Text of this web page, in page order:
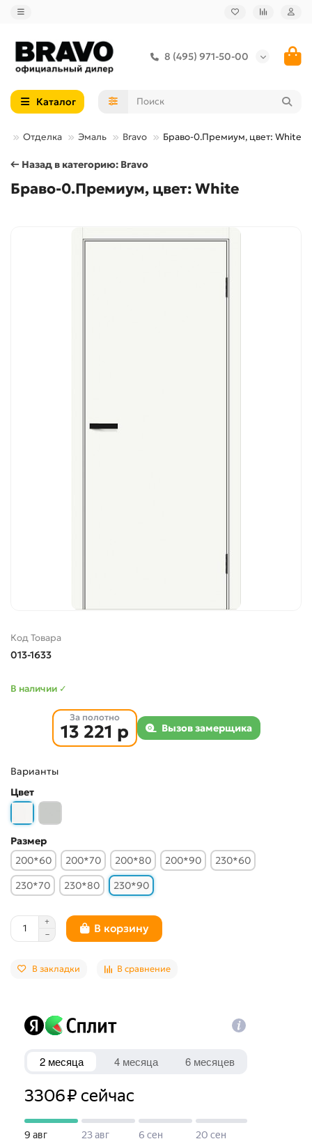
8 (495) 971-50-00
Каталог
Отделка Эмаль Bravo Браво-0.Премиум, цвет: White
← Назад в категорию: Bravo
Браво-0.Премиум, цвет: White
Код Товара
013-1633
В наличии ✓
За полотно
13 221 р Вызов замерщика
Варианты
Цвет
Размер
200*60
200*70 200*80 200*90
230*60
230*70
230*80 230*90
В корзину
В закладки В сравнение